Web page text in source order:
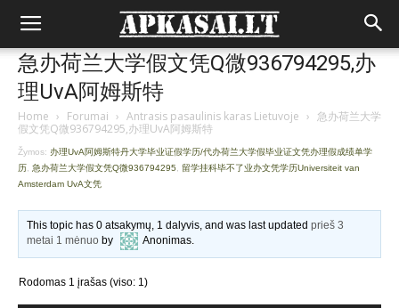
急办荷兰大学假文凭Q微936794295,办
理UvA阿姆斯特
Home › Forumai › Antrasis pasaulinis karas Lietuvoje › 急办荷兰大学
假文凭Q微936794295,办理UvA阿姆斯特
Žymos: 办理UvA阿姆斯特丹大学毕业证假学历/代办荷兰大学假毕业证文凭办理假成绩单学
历 急办荷兰大学假文凭Q微936794295
留学挂科毕不了业办文凭学历Universiteit van
Amsterdam UvA文凭
This topic has 0 atsakymų, 1 dalyvis, and was last updatedprieš 3
metai 1 mėnuo by Anonimas.
Rodomas 1 įrašas (viso: 1)